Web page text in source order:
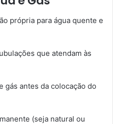
própria para água quente e
que atendam às
gás antes da colocação do
(seja natural ou